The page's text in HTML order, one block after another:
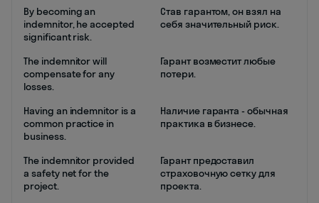
By becoming an
indemnitor, he accepted
significant risk.
Став гарантом, он взял на
себя значительный риск.
The indemnitor will
compensate for any
losses.
Гарант возместит любые
потери.
Having an indemnitor is a
common practice in
business.
Наличие гаранта - обычная
практика в бизнесе.
The indemnitor provided
a safety net for the
project.
Гарант предоставил
страховочную сетку для
проекта.